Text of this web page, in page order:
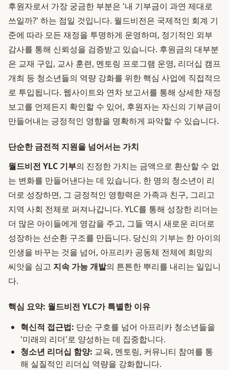
후원자로서 가장 궁금한 부분은 '내 기부금이 과연 제대로
쓰일까?' 하는 점일 것입니다. 월드비전은 국제적인 회계 기
준에 따라 모든 재정을 투명하게 운영하며, 정기적인 외부
감사를 통해 신뢰성을 검증받고 있습니다. 후원금의 대부분
은 교재 구입, 교사 훈련, 멘토링 프로그램 운영, 리더십 캠프
개최 등 청소년들의 역량 강화를 위한 핵심 사업에 직접적으
로 투입됩니다. 웹사이트와 연차 보고서를 통해 상세한 재정
보고를 언제든지 확인할 수 있어, 후원자는 자신의 기부금이
만들어내는 긍정적인 영향을 명확하게 파악할 수 있습니다.
단순한 금전적 지원을 넘어서는 가치
월드비전 YLC 기부의 진정한 가치는 금액으로 환산할 수 없
는 변화를 만들어낸다는 데 있습니다. 한 명의 청소년이 리
더로 성장하면, 그 긍정적인 영향력은 가족과 친구, 그리고
지역 사회 전체로 퍼져나갑니다. YLC를 통해 성장한 리더는
더 많은 아이들에게 영감을 주고, 그들 역시 새로운 리더로
성장하는 선순환 구조를 만듭니다. 당신의 기부는 한 아이의
인생을 바꾸는 것을 넘어, 아프리카 공동체 전체에 희망의
씨앗을 심고 지속 가능 개발의 튼튼한 뿌리를 내리는 일입니
다.
핵심 요약: 월드비전 YLC가 특별한 이유
혁신적 접근법: 단순 구호를 넘어 아프리카 청소년들을
'미래의 리더'로 양성하는 데 집중합니다.
청소년 리더십 함양: 교육, 멘토링, 커뮤니티 참여를 통
해 실질적인 리더십 역량을 강화합니다.